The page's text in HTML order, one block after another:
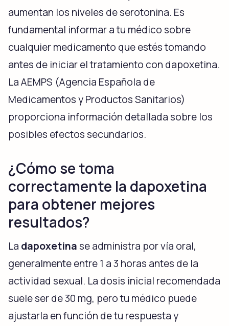
aumentan los niveles de serotonina. Es
fundamental informar a tu médico sobre
cualquier medicamento que estés tomando
antes de iniciar el tratamiento con dapoxetina.
La AEMPS (Agencia Española de
Medicamentos y Productos Sanitarios)
proporciona información detallada sobre los
posibles efectos secundarios.
¿Cómo se toma
correctamente la dapoxetina
para obtener mejores
resultados?
La dapoxetinase administra por vía oral,
generalmente entre 1 a 3 horas antes de la
actividad sexual. La dosis inicial recomendada
suele ser de 30 mg, pero tu médico puede
ajustarla en función de tu respuesta y